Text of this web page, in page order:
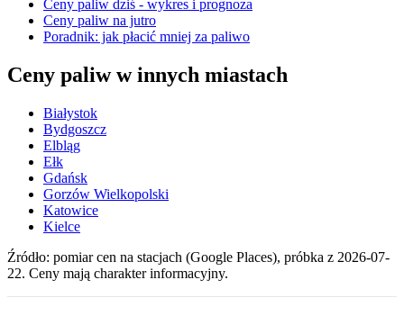
Ceny paliw dziś - wykres i prognoza
Ceny paliw na jutro
Poradnik: jak płacić mniej za paliwo
Ceny paliw w innych miastach
Białystok
Bydgoszcz
Elbląg
Ełk
Gdańsk
Gorzów Wielkopolski
Katowice
Kielce
Źródło: pomiar cen na stacjach (Google Places), próbka z 2026-07-
22. Ceny mają charakter informacyjny.